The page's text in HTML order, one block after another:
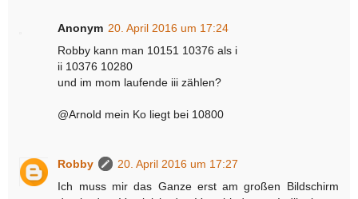
Anonym 20. April 2016 um 17:24
Robby kann man 10151 10376 als i
ii 10376 10280
und im mom laufende iii zählen?
@Arnold mein Ko liegt bei 10800
Robby
20. April 2016 um 17:27
Ich muss mir das Ganze erst am großen Bildschirm